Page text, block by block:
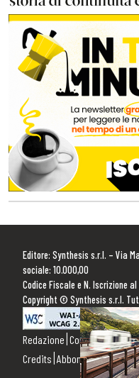
Editore: Synthesis s.r.l. – Via
sociale: 10.000,00
Codice Fiscale e N. Iscrizione
Copyright © Synthesis s.r.l.
Redazione Contattaci
Credits Abbonamenti